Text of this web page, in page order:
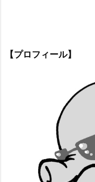
【プロフィール】